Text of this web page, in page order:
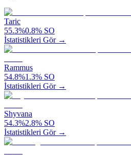
Taric
55.3%0.8% SO
İstatistikleri Gör →
Rammus
54.8%1.3% SO
İstatistikleri Gör →
Shyvana
54.3%2.8% SO
İstatistikleri Gör →